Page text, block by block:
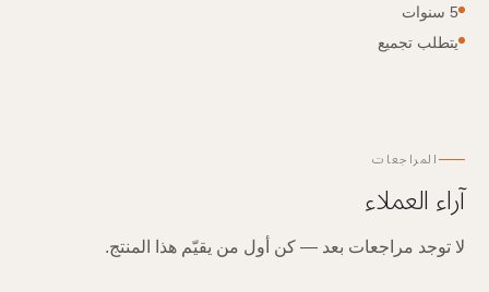
5 سنوات
يتطلب تجميع
المراجعات
آراء العملاء
لا توجد مراجعات بعد — كن أول من يقيّم هذا المنتج.